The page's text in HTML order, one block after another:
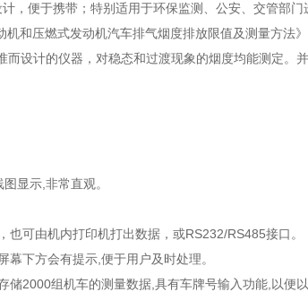
计，便于携带；特别适用于环保监测、公安、交管部门
和压燃式发动机汽车排气烟度排放限值及测量方法
设计的仪器，对稳态和过渡现象的烟度均能测定。
显示,非常直观。
可由机内打印机打出数据，或RS232/RS485接口。
下方会有提示,便于用户及时处理。
2000组机车的测量数据,具有车牌号输入功能,以便以